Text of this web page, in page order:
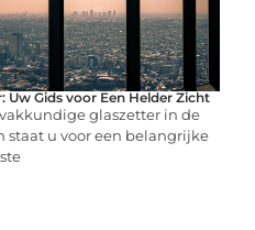
Uw Gids voor Een Helder Zicht
glaszetter in de
staat u voor een belangrijke